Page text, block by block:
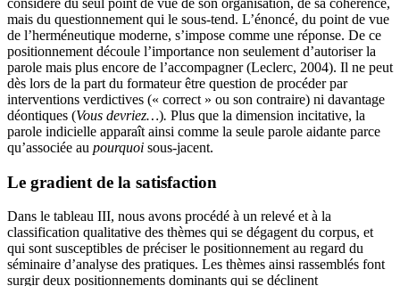
considéré du seul point de vue de son organisation, de sa cohérence,
mais du questionnement qui le sous-tend. L’énoncé, du point de vue
de l’herméneutique moderne, s’impose comme une réponse. De ce
positionnement découle l’importance non seulement d’autoriser la
parole mais plus encore de l’accompagner (Leclerc, 2004). Il ne peut
dès lors de la part du formateur être question de procéder par
interventions verdictives (« correct » ou son contraire) ni davantage
déontiques (Vous devriez…). Plus que la dimension incitative, la
parole indicielle apparaît ainsi comme la seule parole aidante parce
qu’associée au pourquoi sous-jacent.
Le gradient de la satisfaction
Dans le tableau III, nous avons procédé à un relevé et à la
classification qualitative des thèmes qui se dégagent du corpus, et
qui sont susceptibles de préciser le positionnement au regard du
séminaire d’analyse des pratiques. Les thèmes ainsi rassemblés font
surgir deux positionnements dominants qui se déclinent